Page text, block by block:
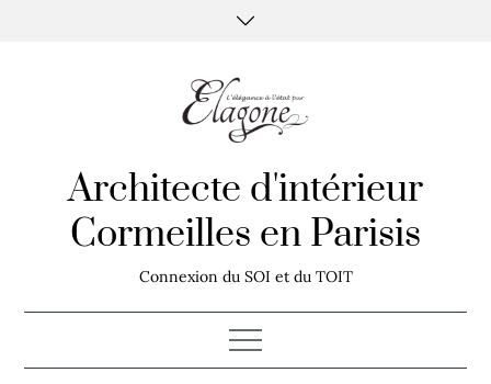
Architecte d'intérieur
Cormeilles en Parisis
Connexion du SOI et du TOIT